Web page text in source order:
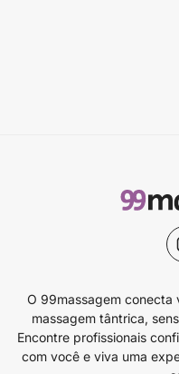
O 99massagem conecta
massagem tântrica,
Encontre profissionais
com você e viva uma